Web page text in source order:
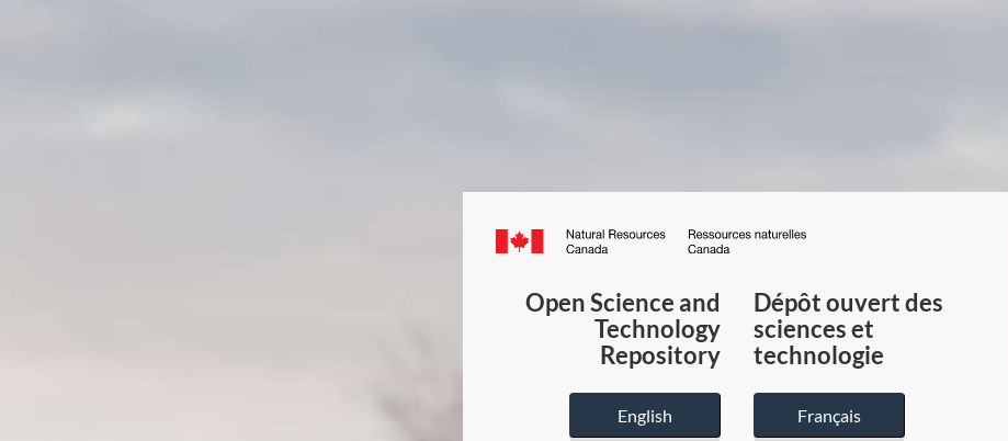
Canada.ca
du
Canada
Open Science and
Technology
Repository
English
Dépôt ouvert des
sciences et
technologie
Français